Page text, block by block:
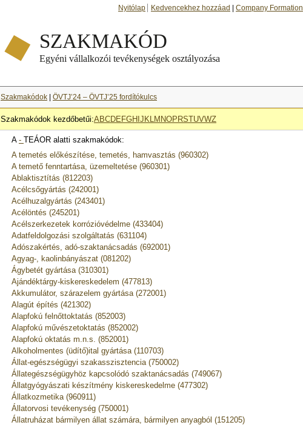
Nyitólap Kedvencekhez hozzáad Company Formation
Szakmakódok ÖVTJ’24 – ÖVTJ’25 fordítókulcs
Szakmakódok kezdőbetűi:ABCDE FGH J KLM NOP RSTUVWZ
A - TEÁOR alatti szakmakódok:
A temetés előkészítése, temetés, hamvasztás (960302)
A temető fenntartása, üzemeltetése (960301)
Ablaktisztítás (812203)
Acélcsőgyártás (242001)
Acélhuzalgyártás (243401)
Acélöntés (245201)
Acélszerkezetek korrózióvédelme (433404)
Adatfeldolgozási szolgáltatás (631104)
Adószakértés, adó-szaktanácsadás (692001)
Agyag-, kaolinbányászat (081202)
Ágybetét gyártása (310301)
Ajándéktárgy-kiskereskedelem (477813)
Akkumulátor, szárazelem gyártása (272001)
Alagút építés (421302)
Alapfokú felnőttoktatás (852003)
Alapfokú művészetoktatás (852002)
Alapfokú oktatás m.n.s. (852001)
Alkoholmentes (üdítő)ital gyártása (110703)
Állat-egészségügyi szakasszisztencia (750002)
Állategészségügyhöz kapcsolódó szaktanácsadás (749067)
Állatgyógyászati készítmény kiskereskedelme (477302)
Állatkozmetika (960911)
Állatorvosi tevékenység (750001)
Állatruházat bármilyen állat számára, bármilyen anyagból (151205)